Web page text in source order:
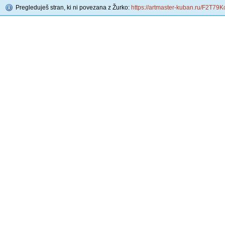
Pregleduješ stran, ki ni povezana z Žurko: https://artmaster-kuban.ru/